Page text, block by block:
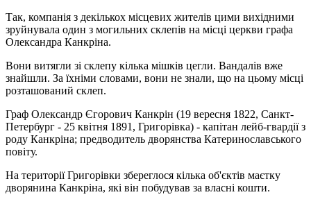
Так, компанія з декількох місцевих жителів цими вихідними
зруйнувала один з могильних склепів на місці церкви графа
Олександра Канкріна.
Вони витягли зі склепу кілька мішків цегли. Вандалів вже
знайшли. За їхніми словами, вони не знали, що на цьому місці
розташований склеп.
Граф Олександр Єгорович Канкрін (19 вересня 1822, Санкт-
Петербург - 25 квітня 1891, Григорівка) - капітан лейб-гвардії з
роду Канкріна; предводитель дворянства Катеринославського
повіту.
На території Григорівки збереглося кілька об'єктів маєтку
дворянина Канкріна, які він побудував за власні кошти.